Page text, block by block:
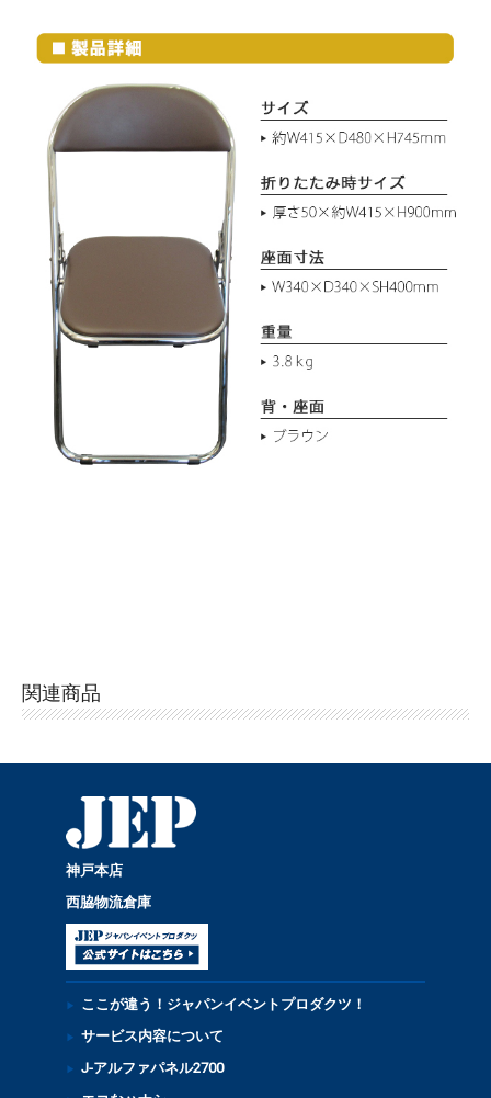
関連商品
神戸本店
西脇物流倉庫
ここが違う！ジャパンイベントプロダクツ！
サービス内容について
J-アルファパネル2700